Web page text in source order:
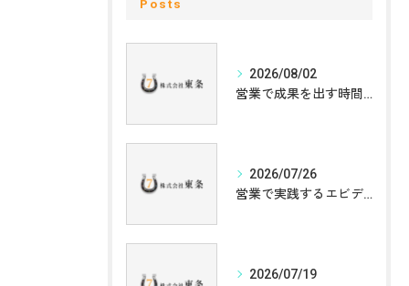
Posts
2026/08/02
営業で成果を出す時間管理術とムダをなくす行動設計の実践ポイント
2026/07/26
営業で実践するエビデンスベースプラクティスが栃木県鹿沼市さつき町の地域連携と信頼構築に与える効果
2026/07/19